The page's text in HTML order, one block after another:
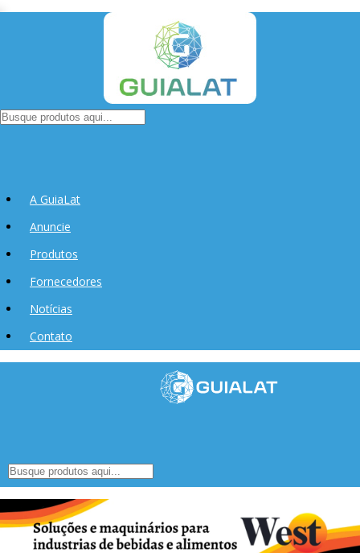
A GuiaLat
Anuncie
Produtos
Fornecedores
Notícias
Contato